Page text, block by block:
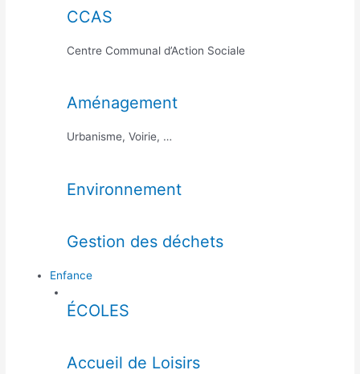
CCAS
Centre Communal d’Action Sociale
Aménagement
Urbanisme, Voirie, …
Environnement
Gestion des déchets
Enfance
ÉCOLES
Accueil de Loisirs